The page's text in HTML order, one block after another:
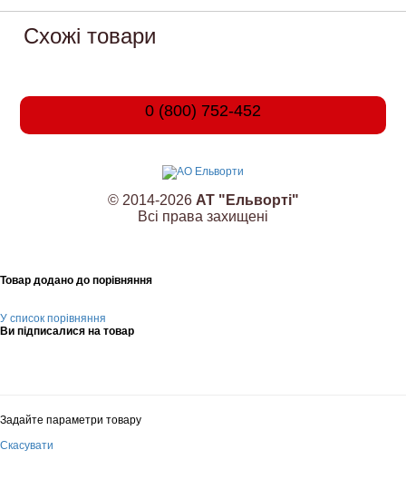
Схожі товари
0 (800) 752-452
© 2014-2026 АТ "Ельворті"
Всі права захищені
Товар додано до порівняння
У список порівняння
Ви підписалися на товар
Задайте параметри товару
Скасувати